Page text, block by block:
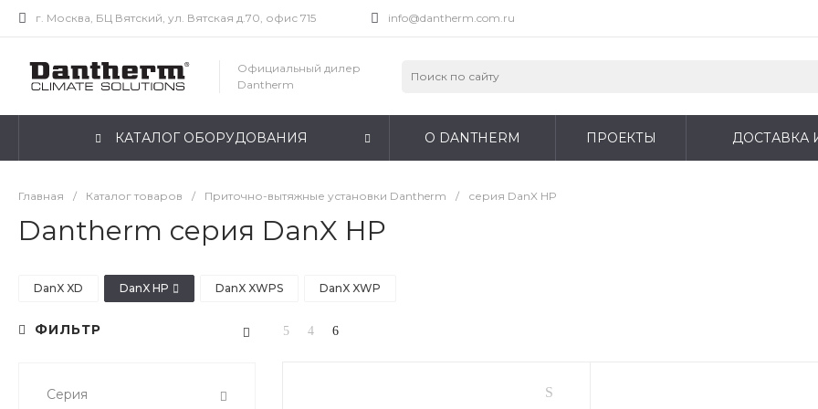
г. Москва, БЦ Вятский, ул. Вятская д.70, офис 715 info@dantherm.com.ru
Официальный дилер
Dantherm
КАТАЛОГ ОБОРУДОВАНИЯ О DANTHERM ПРОЕКТЫ ДОСТАВКА
Главная / Каталог товаров / Приточно-вытяжные установки Dantherm / серия DanX HP
Dantherm серия DanX HP
DanX XD DanX HP DanX XWPS DanX XWP
ФИЛЬТР
Серия